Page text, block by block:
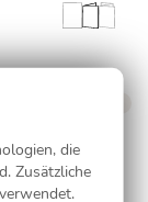
die
Zusätzliche